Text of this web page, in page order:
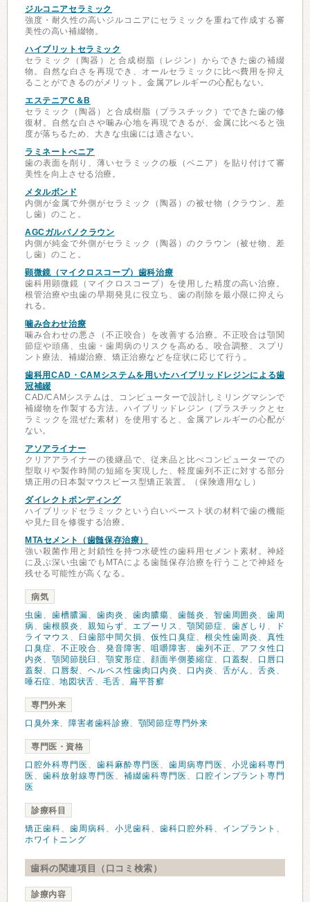
ジルコニアセラミック
強度・耐久性の高いジルコニアにセラミックを重ねて作成する審
美性の高い補綴物。
ハイブリットセラミック
セラミック（陶器）と合成樹脂（レジン）からできた歯の補綴
物。自然な白さを再現でき、オールセラミックに比べ費用を抑え
ることができるのがメリット。金属アレルギーの心配もない。
エステニアC＆B
セラミック（陶器）と合成樹脂（プラスチック）でできた歯の修
復材。自然な白さや噛み心地を再現できるが、金属に比べると強
度が落ちるため、大きな虫歯には適さない。
ラミネートべニア
歯の表面を削り、薄いセラミックの板（ベニア）を貼り付けて審
美性を向上させる治療。
メタルボンド
内側が金属で外側がセラミック（陶器）の被せ物（クラウン、差
し歯）のこと。
AGCガルバノクラウン
内側が純金で外側がセラミック（陶器）のクラウン（被せ物、差
し歯）のこと。
顕微鏡（マイクロスコープ）歯科治療
歯科用顕微鏡（マイクロスコープ）を使用した精度の高い治療。
根管治療や虫歯の早期発見に役立ち、歯の削除を最小限に抑えら
れる。
噛み合わせ治療
噛み合わせの悪さ（不正咬合）を改善する治療。不正咬合は顎関
節症や頭痛、虫歯・歯周病のリスクを高める。咬合調整、スプリ
ント療法、補綴治療、矯正治療などを症状に応じて行う。
歯科用CAD・CAMシステムを用いたハイブリッドレジンによる歯
冠補綴
CAD/CAMシステムは、コンピューターで設計しミリングマシンで
補綴物を作製する方法。ハイブリッドレジン（プラスチックとセ
ラミックを混ぜた素材）を使用すると、金属アレルギーの心配が
ない。
アソアライナー
クリアアライナーの後継品で、従来品と比べコンピューターでの
型取りや製作時間の短縮を実現した、軽度歯列不正に対する部分
矯正用の日本製マウスピース型矯正装置。（保険適用なし）
ダイレクトボンディング
ハイブリッドセラミックという白いペースト状の材料で歯の機能
や見た目を修復する治療。
MTAセメント（歯髄保存治療）
強い殺菌作用と封鎖性を持つ水硬性の歯科用セメント素材。神経
に及ぶ深い虫歯でもMTAによる歯髄保存治療を行うことで神経を
残せる可能性が高くなる。
病気
虫歯、 歯槽膿漏、 歯肉炎 、 歯肉膿瘍、 歯髄炎 、 智歯周囲炎 、歯周
病、 歯根膜炎 、 親知らず、 エプーリス 、 顎関節症、 歯ぎしり 、
ド
ライマウス 、 臼歯部中間欠損 、 仮性口臭症、 根尖性歯周炎 、真性
口臭症、 不正咬合、 発音障害、 咀嚼障害、 歯列不正 、 アフタ性口
内炎 、 顎関節脱臼 、 顎変形症、 顔面半側萎縮症、 口蓋裂、 口唇口
蓋裂、 口唇裂、 ヘルペス性歯肉口内炎 、 口内炎 、 舌がん 、舌炎 、
唾石症、地図状舌、毛舌、 扁平苔癬
専門外来
口臭外来、 障害者歯科診療、 顎関節症専門外来
専門医・資格
口腔外科専門医 、 歯科麻酔専門医 、 歯周病専門医 、 小児歯科専門
医 、 歯科放射線専門医 、 補綴歯科専門医 、 口腔インプラント専門
医
診療科目
矯正歯科、 歯周病科、 小児歯科、 歯科口腔外科、 インプラント 、
ホワイトニング
歯科の関連項目（口コミ検索）
診療内容